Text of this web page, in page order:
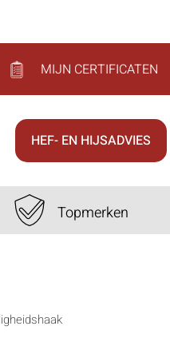
MIJN CERTIFICATEN
HEF- EN HIJSADVIES
Topmerken